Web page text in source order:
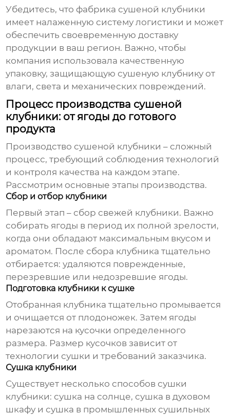
Убедитесь, что фабрика сушеной клубники
имеет налаженную систему логистики и может
обеспечить своевременную доставку
продукции в ваш регион. Важно, чтобы
компания использовала качественную
упаковку, защищающую сушеную клубнику от
влаги, света и механических повреждений.
Процесс производства сушеной
клубники: от ягоды до готового
продукта
Производство сушеной клубники – сложный
процесс, требующий соблюдения технологий
и контроля качества на каждом этапе.
Рассмотрим основные этапы производства.
Сбор и отбор клубники
Первый этап – сбор свежей клубники. Важно
собирать ягоды в период их полной зрелости,
когда они обладают максимальным вкусом и
ароматом. После сбора клубника тщательно
отбирается: удаляются поврежденные,
перезревшие или недозревшие ягоды.
Подготовка клубники к сушке
Отобранная клубника тщательно промывается
и очищается от плодоножек. Затем ягоды
нарезаются на кусочки определенного
размера. Размер кусочков зависит от
технологии сушки и требований заказчика.
Сушка клубники
Существует несколько способов сушки
клубники: сушка на солнце, сушка в духовом
шкафу и сушка в промышленных сушильных